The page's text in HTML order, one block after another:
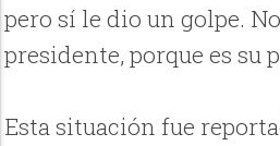
pero sí le dio un golpe.
presidente, porque es su
Esta situación fue